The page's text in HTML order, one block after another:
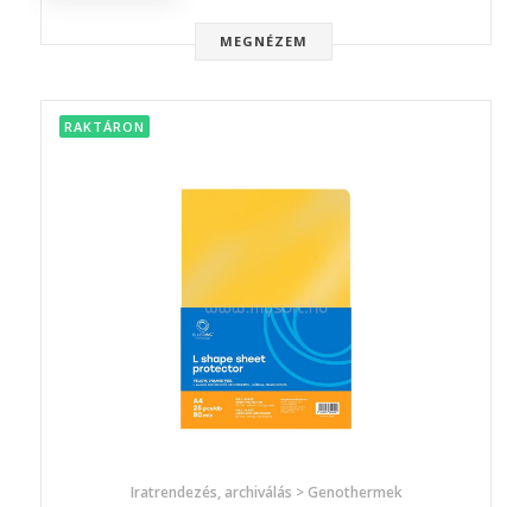
MEGNÉZEM
RAKTÁRON
Iratrendezés, archiválás > Genothermek